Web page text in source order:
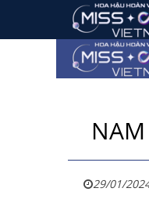
29/01/